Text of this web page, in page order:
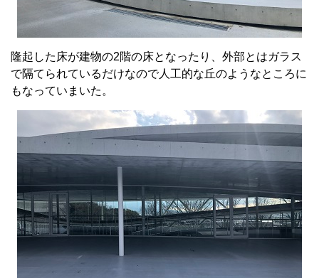
隆起した床が建物の2階の床となったり、外部とはガラス
で隔てられているだけなので人工的な丘のようなところに
もなっていまいた。